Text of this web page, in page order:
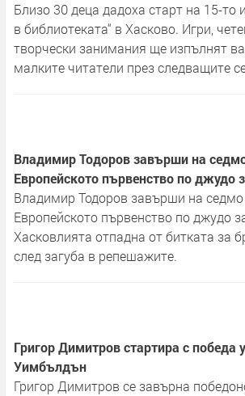
Близо 30 деца дадоха старт на 15-то
в библиотеката“ в Хасково. Игри,
творчески занимания ще изпълнят
малките читатели през следващите
Владимир Тодоров завърши на
Европейското първенство по джудо
Владимир Тодоров завърши на
Европейското първенство по джудо
Хасковлията отпадна от битката за
след загуба в репешажите.
Григор Димитров стартира с победа
Уимбълдън
Григор Димитров се завърна